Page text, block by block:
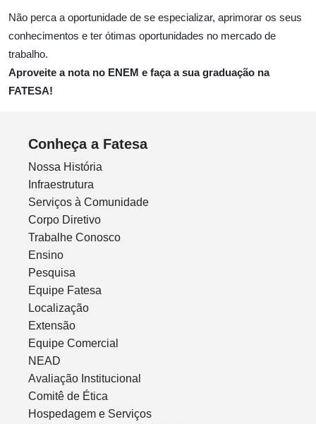
Não perca a oportunidade de se especializar, aprimorar os seus
conhecimentos e ter ótimas oportunidades no mercado de
trabalho.
Aproveite a nota no ENEM e faça a sua graduação na
FATESA!
Conheça a Fatesa
Nossa História
Infraestrutura
Serviços à Comunidade
Corpo Diretivo
Trabalhe Conosco
Ensino
Pesquisa
Equipe Fatesa
Localização
Extensão
Equipe Comercial
NEAD
Avaliação Institucional
Comitê de Ética
Hospedagem e Serviços